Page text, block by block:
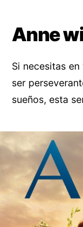
Anne
Si necesitas
ser
sueños, esta